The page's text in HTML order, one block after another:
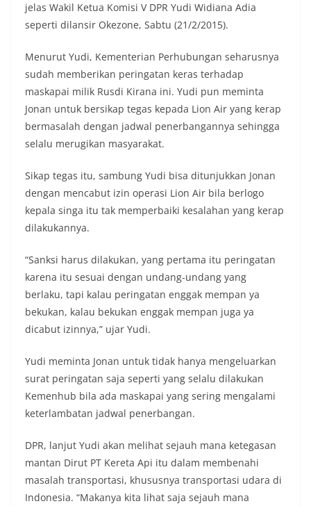
jelas Wakil Ketua Komisi V DPR Yudi Widiana Adia
seperti dilansir Okezone, Sabtu (21/2/2015).
Menurut Yudi, Kementerian Perhubungan seharusnya
sudah memberikan peringatan keras terhadap
maskapai milik Rusdi Kirana ini. Yudi pun meminta
Jonan untuk bersikap tegas kepada Lion Air yang kerap
bermasalah dengan jadwal penerbangannya sehingga
selalu merugikan masyarakat.
Sikap tegas itu, sambung Yudi bisa ditunjukkan Jonan
dengan mencabut izin operasi Lion Air bila berlogo
kepala singa itu tak memperbaiki kesalahan yang kerap
dilakukannya.
“Sanksi harus dilakukan, yang pertama itu peringatan
karena itu sesuai dengan undang-undang yang
berlaku, tapi kalau peringatan enggak mempan ya
bekukan, kalau bekukan enggak mempan juga ya
dicabut izinnya,” ujar Yudi.
Yudi meminta Jonan untuk tidak hanya mengeluarkan
surat peringatan saja seperti yang selalu dilakukan
Kemenhub bila ada maskapai yang sering mengalami
keterlambatan jadwal penerbangan.
DPR, lanjut Yudi akan melihat sejauh mana ketegasan
mantan Dirut PT Kereta Api itu dalam membenahi
masalah transportasi, khususnya transportasi udara di
Indonesia. “Makanya kita lihat saja sejauh mana